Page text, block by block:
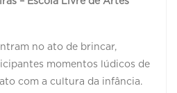
no ato de brincar,
momentos lúdicos de
com a cultura da infância.